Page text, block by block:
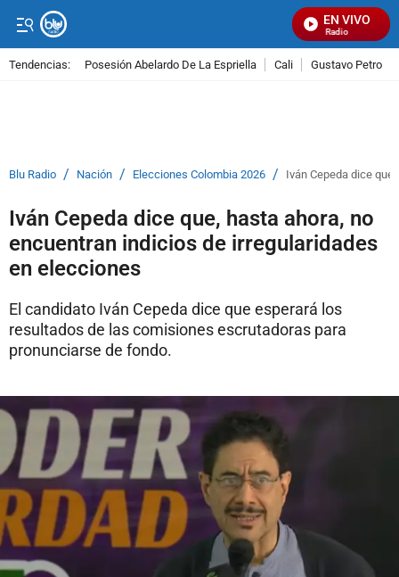
EN VIVO
Señal Visual Radio
Tendencias: Posesión Abelardo De La Espriella Cali Gustavo Petro
Blu Radio / Nación / Elecciones Colombia 2026 / Iván Cepeda dice
Iván Cepeda dice que, hasta ahora, no
encuentran indicios de irregularidades
en elecciones
El candidato Iván Cepeda dice que esperará los
resultados de las comisiones escrutadoras para
pronunciarse de fondo.